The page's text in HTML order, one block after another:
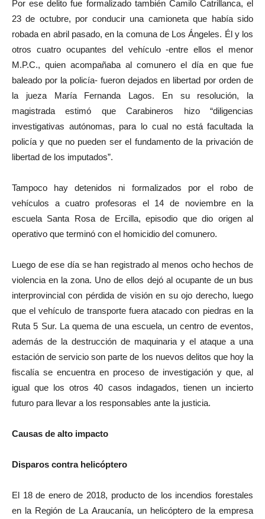
Por ese delito fue formalizado también Camilo Catrillanca, el
23 de octubre, por conducir una camioneta que había sido
robada en abril pasado, en la comuna de Los Ángeles. Él y los
otros cuatro ocupantes del vehículo -entre ellos el menor
M.P.C., quien acompañaba al comunero el día en que fue
baleado por la policía- fueron dejados en libertad por orden de
la jueza María Fernanda Lagos. En su resolución, la
magistrada estimó que Carabineros hizo “diligencias
investigativas autónomas, para lo cual no está facultada la
policía y que no pueden ser el fundamento de la privación de
libertad de los imputados”.
Tampoco hay detenidos ni formalizados por el robo de
vehículos a cuatro profesoras el 14 de noviembre en la
escuela Santa Rosa de Ercilla, episodio que dio origen al
operativo que terminó con el homicidio del comunero.
Luego de ese día se han registrado al menos ocho hechos de
violencia en la zona. Uno de ellos dejó al ocupante de un bus
interprovincial con pérdida de visión en su ojo derecho, luego
que el vehículo de transporte fuera atacado con piedras en la
Ruta 5 Sur. La quema de una escuela, un centro de eventos,
además de la destrucción de maquinaria y el ataque a una
estación de servicio son parte de los nuevos delitos que hoy la
fiscalía se encuentra en proceso de investigación y que, al
igual que los otros 40 casos indagados, tienen un incierto
futuro para llevar a los responsables ante la justicia.
Causas de alto impacto
Disparos contra helicóptero
El 18 de enero de 2018, producto de los incendios forestales
en la Región de La Araucanía, un helicóptero de la empresa